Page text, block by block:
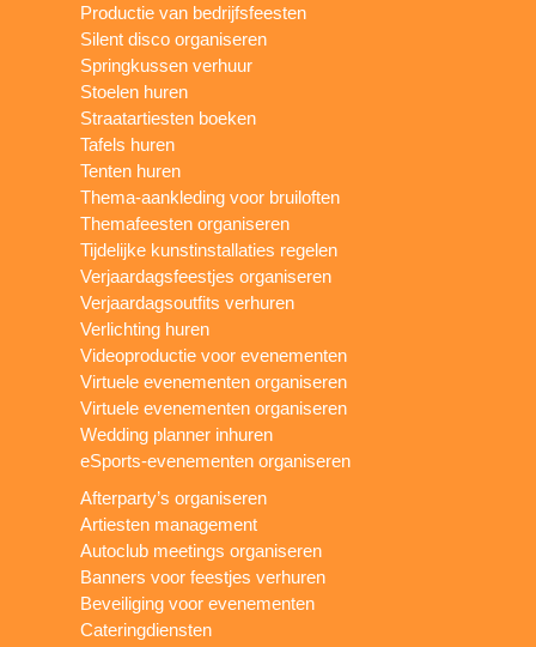
Productie van bedrijfsfeesten
Silent disco organiseren
Springkussen verhuur
Stoelen huren
Straatartiesten boeken
Tafels huren
Tenten huren
Thema-aankleding voor bruiloften
Themafeesten organiseren
Tijdelijke kunstinstallaties regelen
Verjaardagsfeestjes organiseren
Verjaardagsoutfits verhuren
Verlichting huren
Videoproductie voor evenementen
Virtuele evenementen organiseren
Virtuele evenementen organiseren
Wedding planner inhuren
eSports-evenementen organiseren
Afterparty’s organiseren
Artiesten management
Autoclub meetings organiseren
Banners voor feestjes verhuren
Beveiliging voor evenementen
Cateringdiensten